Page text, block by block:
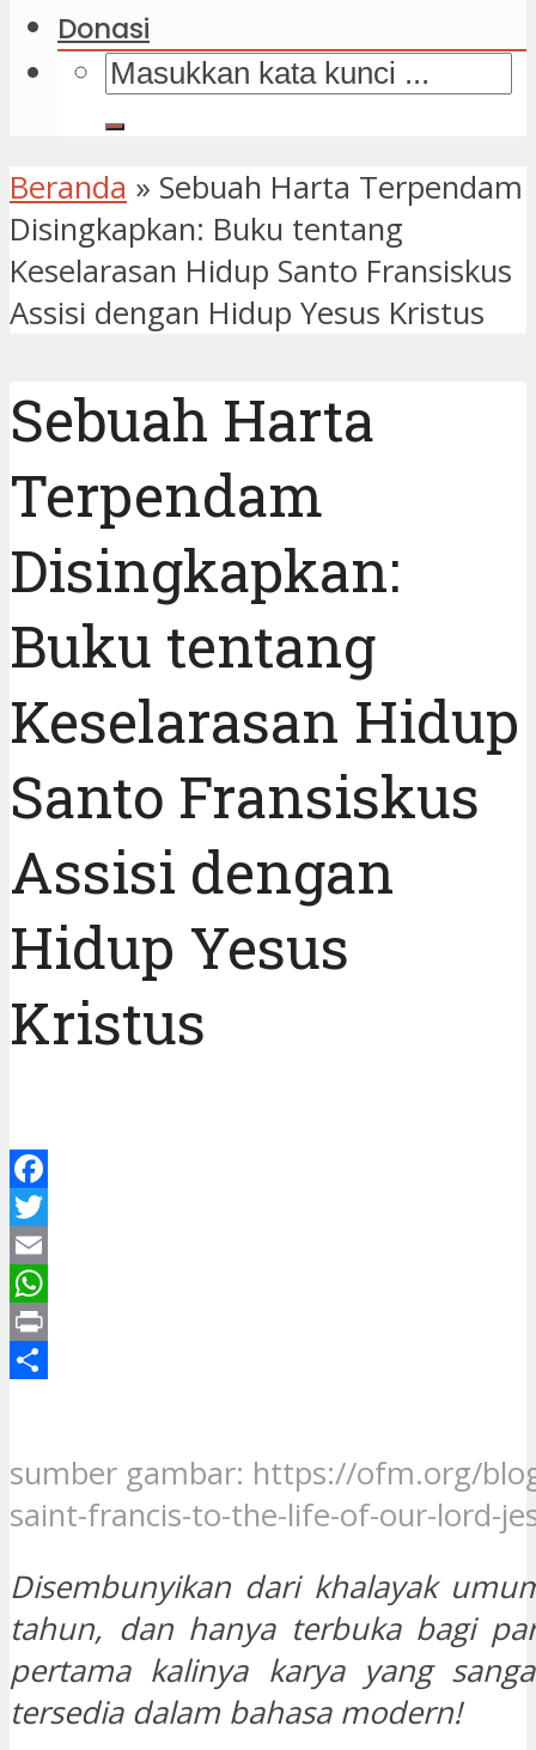
Donasi
Beranda » Sebuah Harta Terpendam
Disingkapkan: Buku tentang
Keselarasan Hidup Santo Fransiskus
Assisi dengan Hidup Yesus Kristus
Sebuah Harta
Terpendam
Disingkapkan:
Buku tentang
Keselarasan Hidup
Santo Fransiskus
Assisi dengan
Hidup Yesus
Kristus
Facebook
Twitter
Email
WhatsApp
Print
sumber gambar: https://ofm.org/
saint-francis-to-the-life-of-our-lord-
Disembunyikan dari khalayak
tahun, dan hanya terbuka bagi
pertama kalinya karya yang
tersedia dalam bahasa modern!